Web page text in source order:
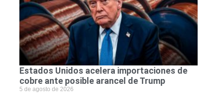
Estados Unidos acelera importaciones de
cobre ante posible arancel de Trump
5 de agosto de 2026